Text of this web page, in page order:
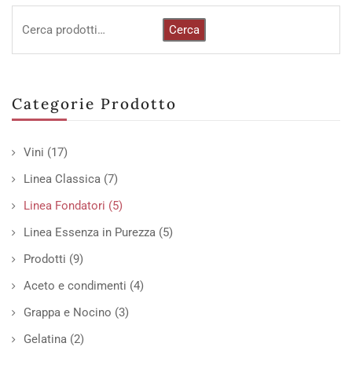
Cerca
Categorie Prodotto
Vini (17)
Linea Classica (7)
Linea Fondatori (5)
Linea Essenza in Purezza (5)
Prodotti (9)
Aceto e condimenti (4)
Grappa e Nocino (3)
Gelatina (2)